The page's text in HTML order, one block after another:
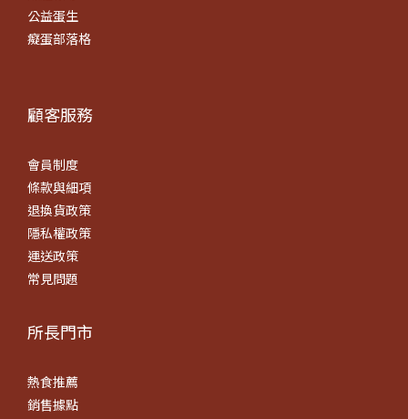
公益蛋生
癡蛋部落格
顧客服務
會員制度
條款與細項
退換貨政策
隱私權政策
運送政策
常見問題
所長門市
熱食推薦
銷售據點